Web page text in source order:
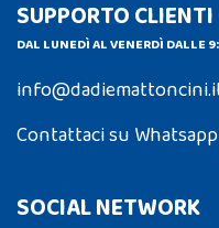
SUPPORTO CLIENTI
DAL LUNEDÌ AL VENERDÌ DALLE
Contattaci su Whatsapp
SOCIAL NETWORK